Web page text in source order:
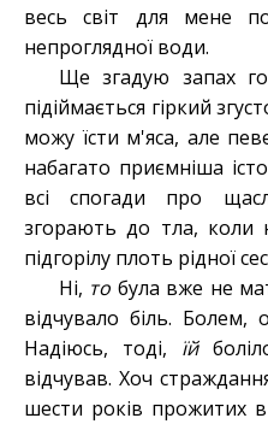
весь світ для мене
непроглядної води.
Ще згадую запах
підіймається гіркий
можу їсти м'яса, але
набагато приємніша
всі спогади про
згорають до тла, коли
підгорілу плоть рідної
Ні, то була вже не
відчувало біль. Болем,
Надіюсь, тоді, їй
відчував. Хоч
шести років прожитих